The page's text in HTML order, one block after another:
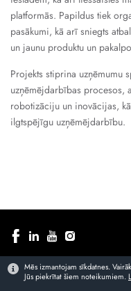
Mēs izmantojam sīkdatnes.
Jūs piekrītat šiem noteikumiem.
platformās. Papildus tiek
pasākumi, kā arī sniegts
un jaunu produktu un
Projekts stiprina uzņēmumu
uzņēmējdarbības procesos,
robotizāciju un inovācijas,
ilgtspējīgu uzņēmējdarbību.
Seko jaunumiem
Pieraksties, lai uzzinātu par